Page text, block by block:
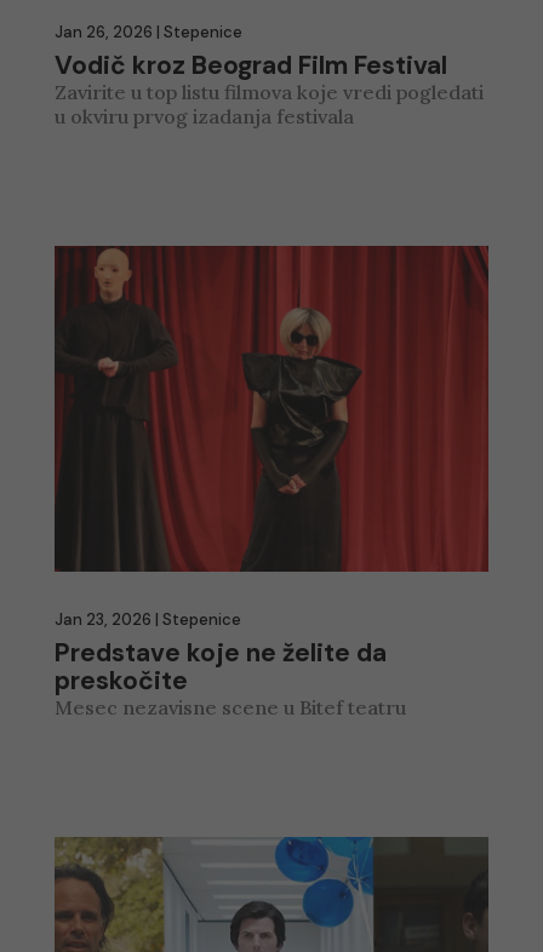
Vodič kroz Beograd Film Festival
Jan 26, 2026 | Stepenice
Zavirite u top listu filmova koje vredi pogledati
u okviru prvog izadanja festivala
Predstave koje ne želite da
preskočite
Jan 23, 2026 | Stepenice
Mesec nezavisne scene u Bitef teatru